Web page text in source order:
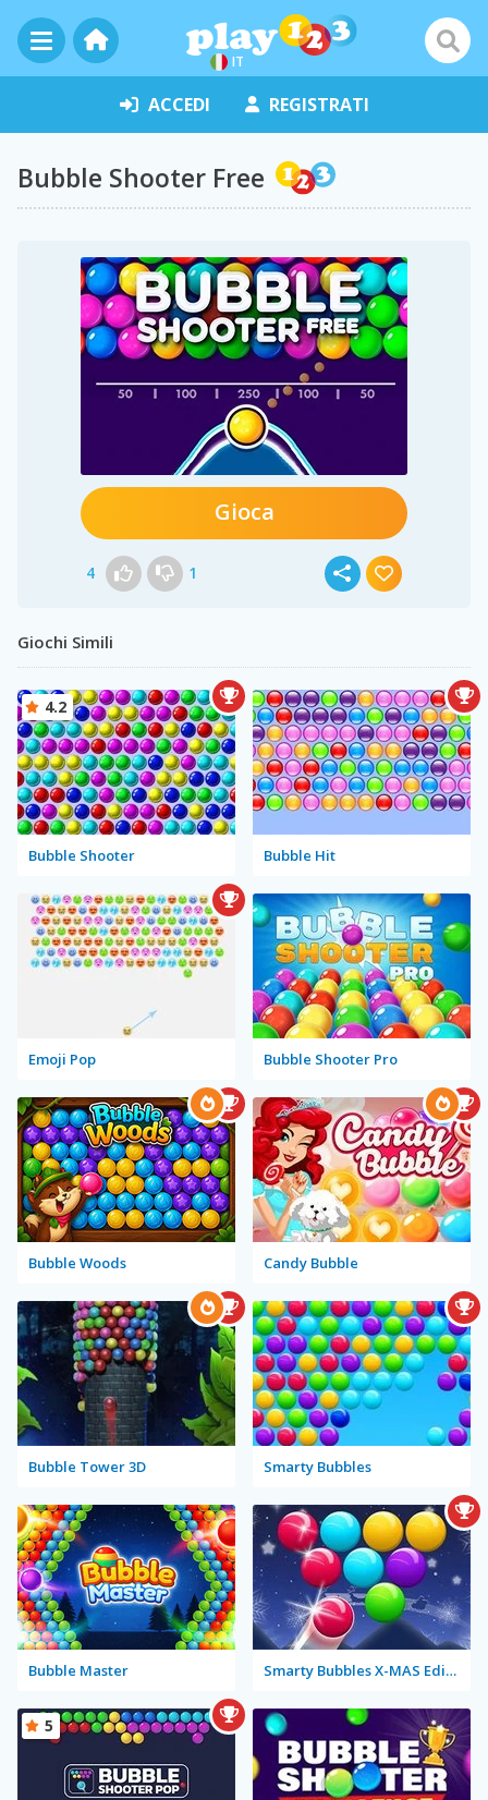
IT
ACCEDI REGISTRATI
Bubble Shooter Free
Gioca
4 1
Giochi Simili
Bubble Shooter
4.2
Bubble Hit
Emoji Pop Bubble Shooter Pro
Bubble Woods Candy Bubble
Bubble Tower 3D Smarty Bubbles
Bubble Master Smarty Bubbles X-MAS Edition
5